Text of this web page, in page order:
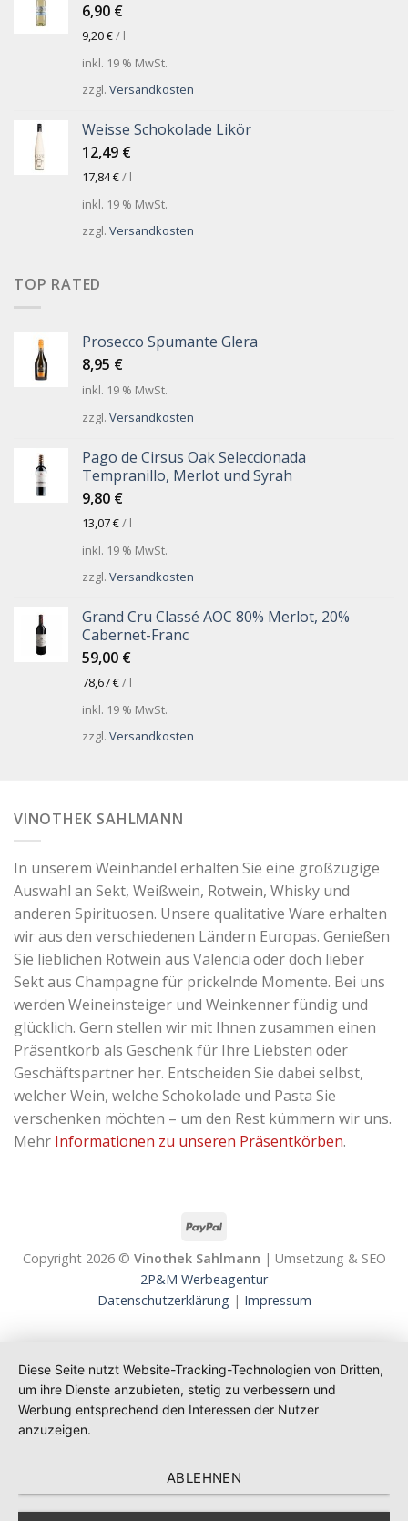
6,90 €
9,20€/ l
inkl. 19 % MwSt.
zzgl. Versandkosten
Weisse Schokolade Likör
12,49 €
17,84€/ l
inkl. 19 % MwSt.
zzgl. Versandkosten
TOP RATED
Prosecco Spumante Glera
8,95 €
inkl. 19 % MwSt.
zzgl. Versandkosten
Pago de Cirsus Oak Seleccionada
Tempranillo, Merlot und Syrah
9,80 €
13,07€/ l
inkl. 19 % MwSt.
zzgl. Versandkosten
Grand Cru Classé AOC 80% Merlot, 20%
Cabernet-Franc
59,00 €
78,67€/ l
inkl. 19 % MwSt.
zzgl. Versandkosten
VINOTHEK SAHLMANN
In unserem Weinhandel erhalten Sie eine großzügige
Auswahl an Sekt, Weißwein, Rotwein, Whisky und
anderen Spirituosen. Unsere qualitative Ware erhalten
wir aus den verschiedenen Ländern Europas. Genießen
Sie lieblichen Rotwein aus Valencia oder doch lieber
Sekt aus Champagne für prickelnde Momente. Bei uns
werden Weineinsteiger und Weinkenner fündig und
glücklich. Gern stellen wir mit Ihnen zusammen einen
Präsentkorb als Geschenk für Ihre Liebsten oder
Geschäftspartner her. Entscheiden Sie dabei selbst,
welcher Wein, welche Schokolade und Pasta Sie
verschenken möchten – um den Rest kümmern wir uns.
Mehr Informationen zu unseren Präsentkörben.
Copyright 2026 © Vinothek Sahlmann | Umsetzung & SEO
2P&M Werbeagentur
Datenschutzerklärung | Impressum
Diese Seite nutzt Website-Tracking-Technologien von Dritten,
um ihre Dienste anzubieten, stetig zu verbessern und
Werbung entsprechend den Interessen der Nutzer
anzuzeigen.
ABLEHNEN